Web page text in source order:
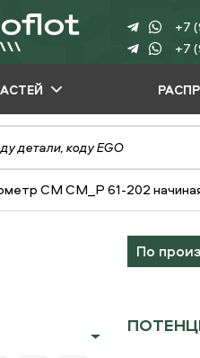
+7
+7
СМ CM_P 61-202
По